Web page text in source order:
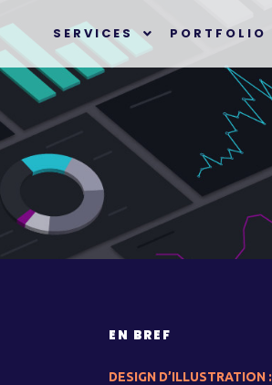
SERVICES PORTFOLIO
EN BREF
DESIGN D’ILLUSTRATION :